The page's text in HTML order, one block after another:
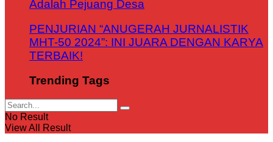
Adalah Pejuang Desa
PENJURIAN “ANUGERAH JURNALISTIK
MHT-50 2024”: INI JUARA DENGAN KARYA
TERBAIK!
Trending Tags
No Result
View All Result